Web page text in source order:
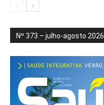
Nº 373 – julho-agosto 2026